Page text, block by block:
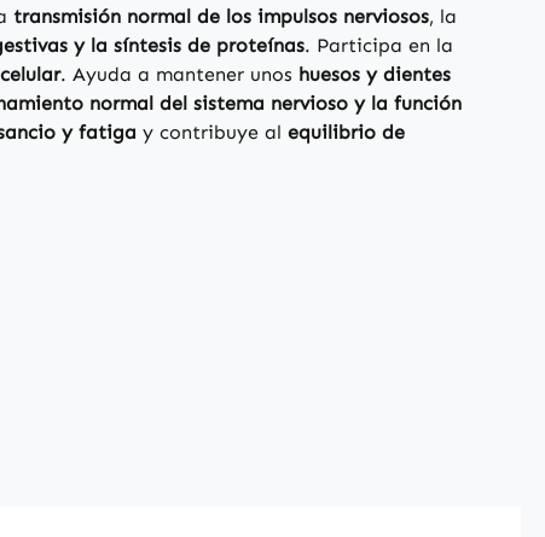
transmisión normal de los impulsos nerviosos, la
y la síntesis de proteínas. Participa en la
. Ayuda a mantener unos huesos y dientes
normal del sistema nervioso y la función
y fatiga y contribuye al equilibrio de